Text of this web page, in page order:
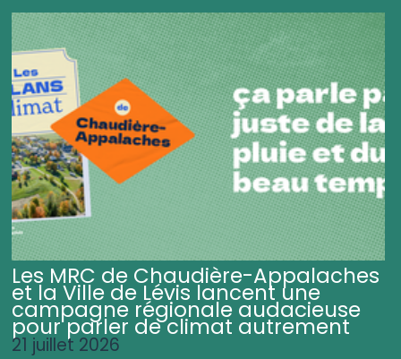
Les MRC de Chaudière-Appalaches
et la Ville de Lévis lancent une
campagne régionale audacieuse
pour parler de climat autrement
21 juillet 2026